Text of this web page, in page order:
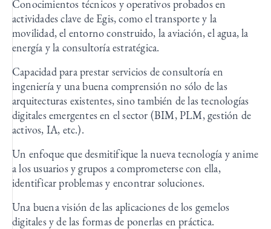
Conocimientos técnicos y operativos probados en
actividades clave de Egis, como el transporte y la
movilidad, el entorno construido, la aviación, el agua, la
energía y la consultoría estratégica.
Capacidad para prestar servicios de consultoría en
ingeniería y una buena comprensión no sólo de las
arquitecturas existentes, sino también de las tecnologías
digitales emergentes en el sector (BIM, PLM, gestión de
activos, IA, etc.).
Un enfoque que desmitifique la nueva tecnología y anime
a los usuarios y grupos a comprometerse con ella,
identificar problemas y encontrar soluciones.
Una buena visión de las aplicaciones de los gemelos
digitales y de las formas de ponerlas en práctica.